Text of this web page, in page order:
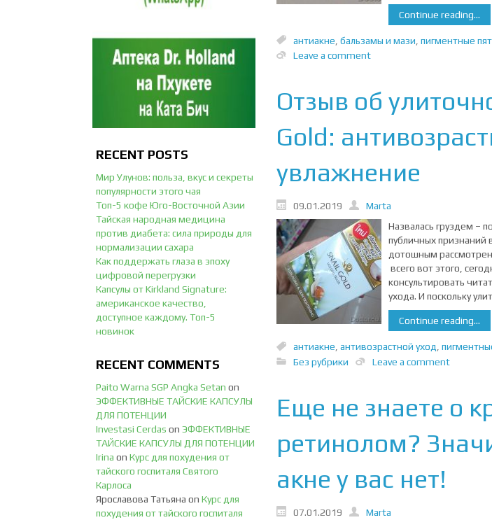
RECENT POSTS
Мир Улунов: польза, вкус и секреты
популярности этого чая
Топ-5 кофе Юго-Восточной Азии
Тайская народная медицина
против диабета: сила природы для
нормализации сахара
Как поддержать глаза в эпоху
цифровой перегрузки
Капсулы от Kirkland Signature:
американское качество,
доступное каждому. Топ-5
новинок
RECENT COMMENTS
Paito Warna SGP Angka Setan on
ЭФФЕКТИВНЫЕ ТАЙСКИЕ КАПСУЛЫ
ДЛЯ ПОТЕНЦИИ
Investasi Cerdas on ЭФФЕКТИВНЫЕ
ТАЙСКИЕ КАПСУЛЫ ДЛЯ ПОТЕНЦИИ
Irina on Курс для похудения от
тайского госпиталя Святого
Карлоса
Ярославова Татьяна on Курс для
похудения от тайского госпиталя
Continue reading...
антиакне бальзамы и мази пигментные
Leave a comment
Отзыв об
Gold:
увлажнение
09.01.2019
Marta
Назвалась груздем –
публичных признаний
дотошным
всего вот этого,
консультировать
ухода. И поскольку
Continue reading...
антиакне антивозрастной уход
Без рубрики
Leave a comment
Еще не знаете о
ретинолом?
акне у вас нет!
07.01.2019
Marta